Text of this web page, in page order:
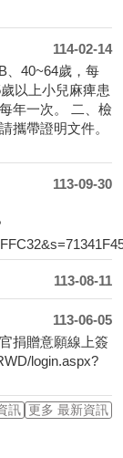
114-02-14
、40~64歲，每
以上小兒麻痺患
年一次。 二、檢
攜帶證明文件。
113-09-30
113-08-11
113-06-05
捐贈意願線上簽
login.aspx?
訊 更多 最新資訊